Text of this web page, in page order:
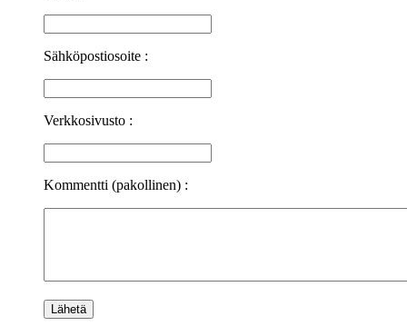
Sähköpostiosoite :
Verkkosivusto :
Kommentti (pakollinen) :